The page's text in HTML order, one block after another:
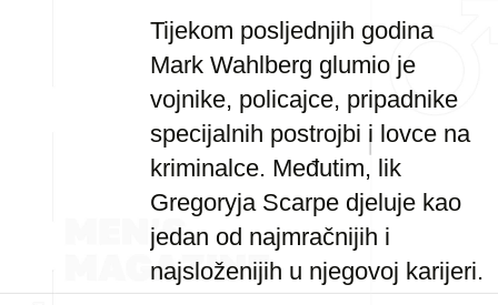
Tijekom posljednjih godina
Mark Wahlberg glumio je
vojnike, policajce, pripadnike
specijalnih postrojbi i lovce na
kriminalce. Međutim, lik
Gregoryja Scarpe djeluje kao
jedan od najmračnijih i
najsloženijih u njegovoj karijeri.